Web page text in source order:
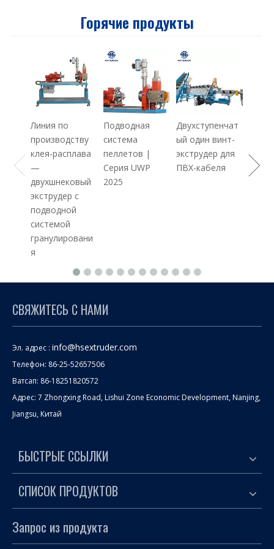
Горячие продукты
Линия по
производству
клея-расплава
—
двухшнековый
экструдер с
подводной
системой
гранулировани
я
Подводная
система
пеллетов |
Серия UWP
2025
Двухступенчат
ый один винт-
экструдер для
ПВХ-кабеля
СВЯЖИТЕСЬ С НАМИ
Эл. адрес : info@hsextruder.com
Телефон: 86-25-52657506
Ватсап: 86-18251820572
Адрес: 7 Zhongxing Road, Lishui Zone Economic Development, Nanjing,
Jiangsu, Китай
БЫСТРЫЕ ССЫЛКИ
СПИСОК ПРОДУКТОВ
Запрос из продукта